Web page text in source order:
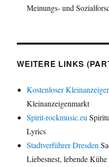
Meinungs- und
WEITERE LINKS
Kostenloser
Kleinanzeigenmarkt
Spirit-rockmusic.eu
Lyrics
Stadtverführer Dresden
Liebesnest, lebende